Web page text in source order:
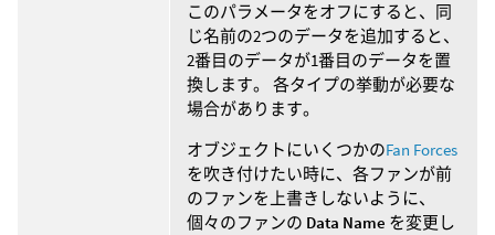
このパラメータをオフにすると、同
じ名前の2つのデータを追加すると、
2番目のデータが1番目のデータを置
換します。 各タイプの挙動が必要な
場合があります。
オブジェクトにいくつかのFan Forces
を吹き付けたい時に、各ファンが前
のファンを上書きしないように、
個々のファンの Data Name を変更し